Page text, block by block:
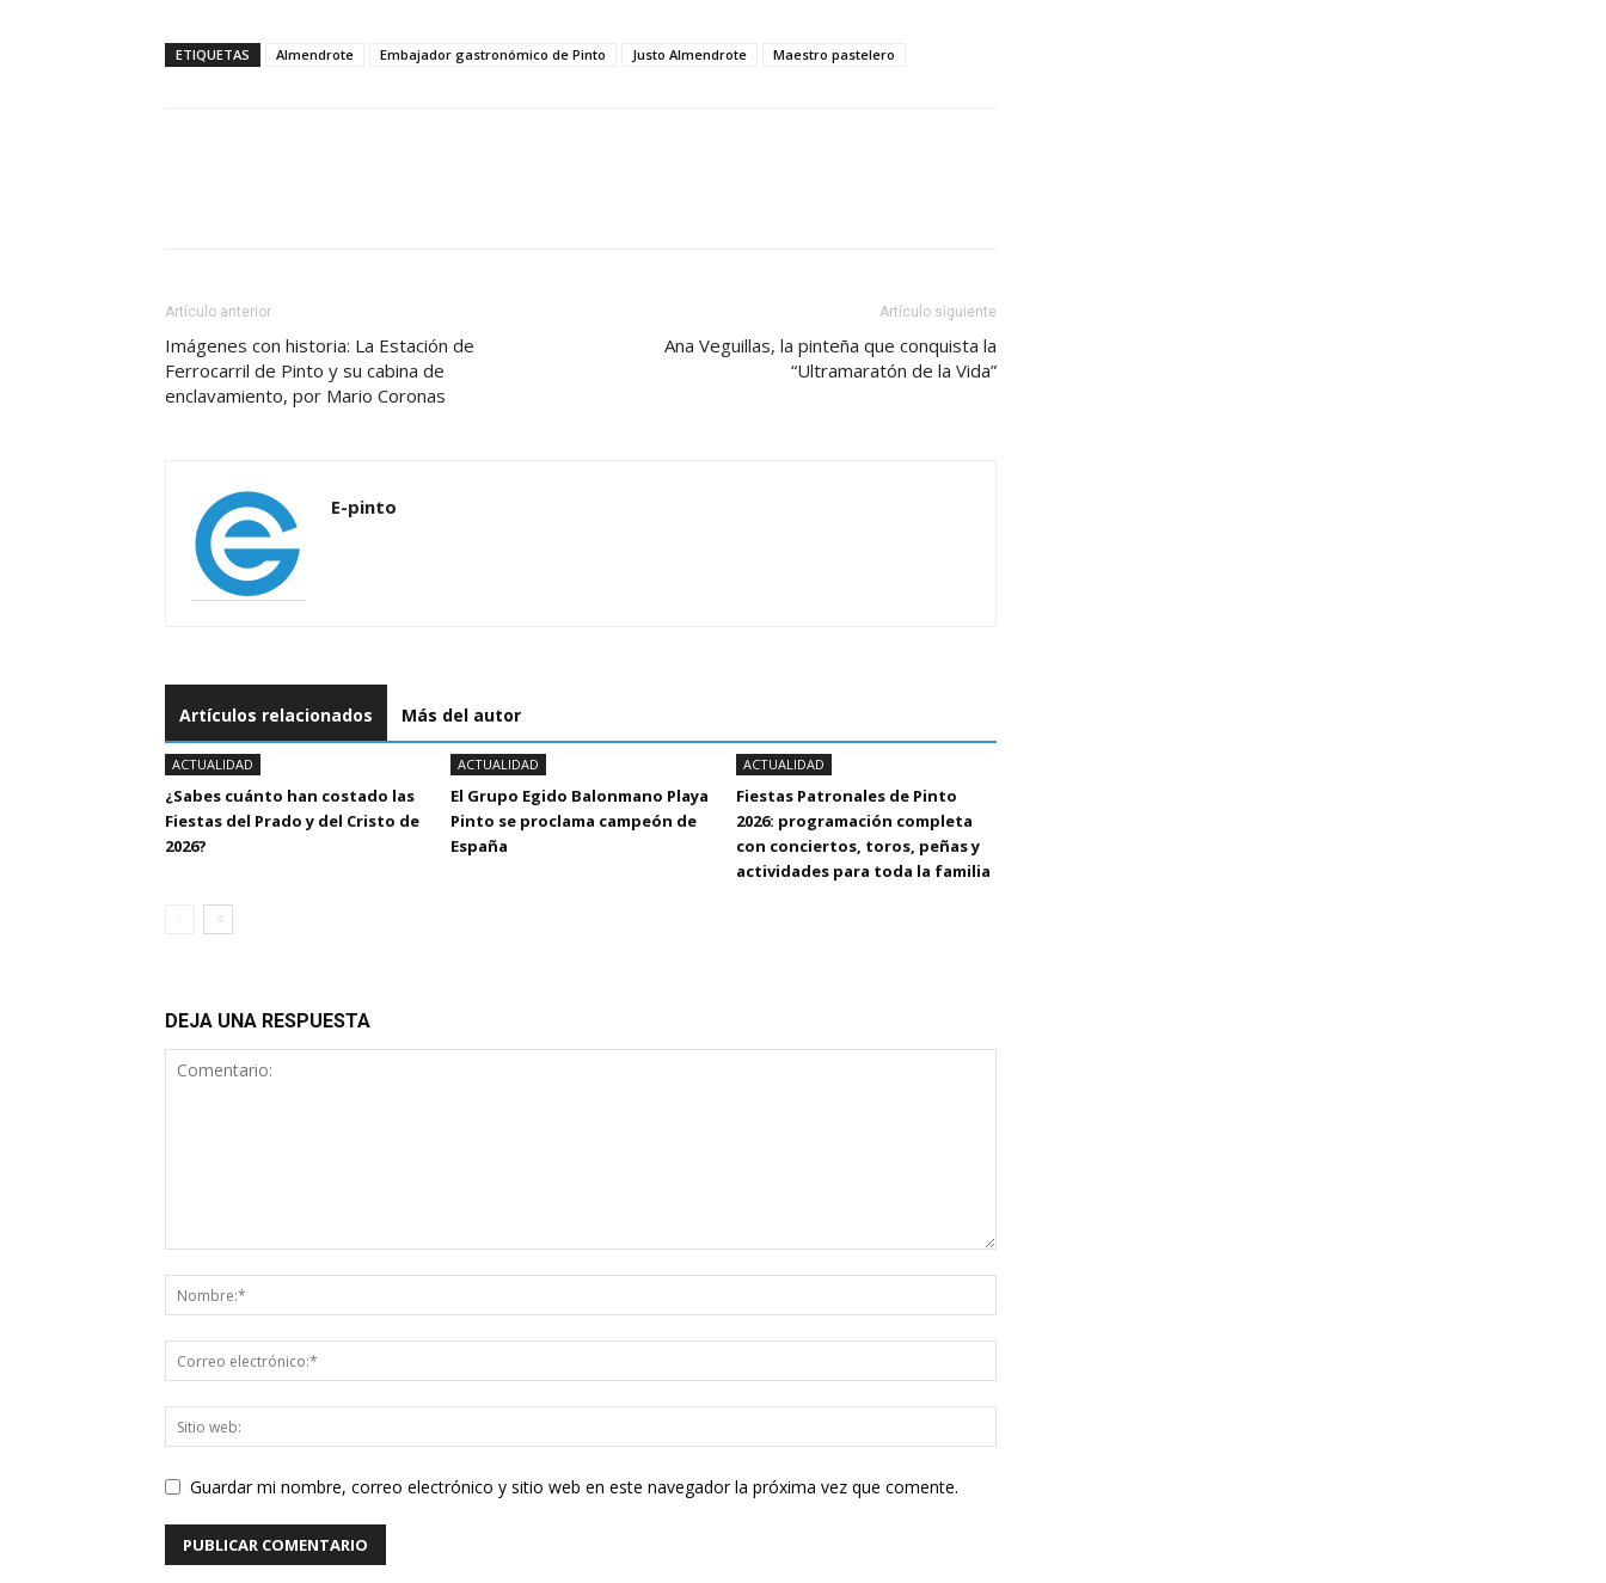
ETIQUETAS Almendrote Embajador gastronómico de Pinto Justo Almendrote Maestro pastelero
Artículo anterior
Imágenes con historia: La Estación de
Ferrocarril de Pinto y su cabina de
enclavamiento, por Mario Coronas
Artículo siguiente
Ana Veguillas, la pinteña que conquista la
“Ultramaratón de la Vida”
E-pinto
Artículos relacionados Más del autor
ACTUALIDAD
¿Sabes cuánto han costado las
Fiestas del Prado y del Cristo de
2026?
ACTUALIDAD
El Grupo Egido Balonmano Playa
Pinto se proclama campeón de
España
ACTUALIDAD
Fiestas Patronales de Pinto
2026: programación completa
con conciertos, toros, peñas y
actividades para toda la familia
DEJA UNA RESPUESTA
Guardar mi nombre, correo electrónico y sitio web en este navegador la próxima vez que comente.